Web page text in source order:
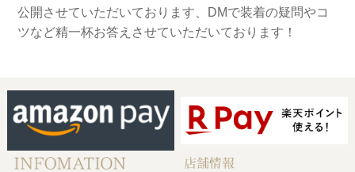
公開させていただいております、DMで装着の疑問やコ
ツなど精一杯お答えさせていただいております！